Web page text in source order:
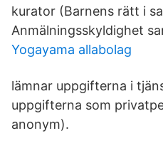
kurator (Barnens rätt i
Anmälningsskyldighet
Yogayama allabolag
lämnar uppgifterna i
uppgifterna som
anonym)‬.